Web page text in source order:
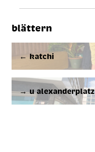
blättern
← katchi
→ u alexanderplatz